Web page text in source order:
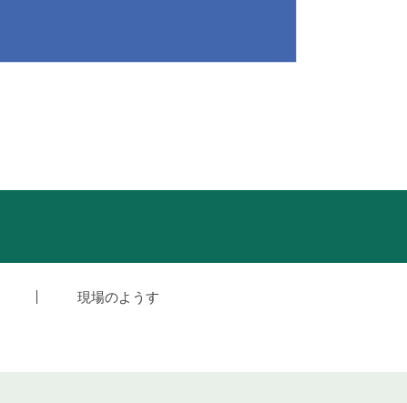
現場のようす